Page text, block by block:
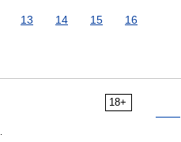
13 14 15
16
18+